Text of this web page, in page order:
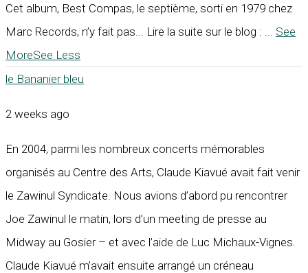
Cet album, Best Compas, le septième, sorti en 1979 chez
Marc Records, n’y fait pas... Lire la suite sur le blog :
See
MoreSee Less
le Bananier bleu
2 weeks ago
En 2004, parmi les nombreux concerts mémorables
organisés au Centre des Arts, Claude Kiavué avait fait venir
le Zawinul Syndicate. Nous avions d’abord pu rencontrer
Joe Zawinul le matin, lors d’un meeting de presse au
Midway au Gosier – et avec l’aide de Luc Michaux-Vignes.
Claude Kiavué m’avait ensuite arrangé un créneau